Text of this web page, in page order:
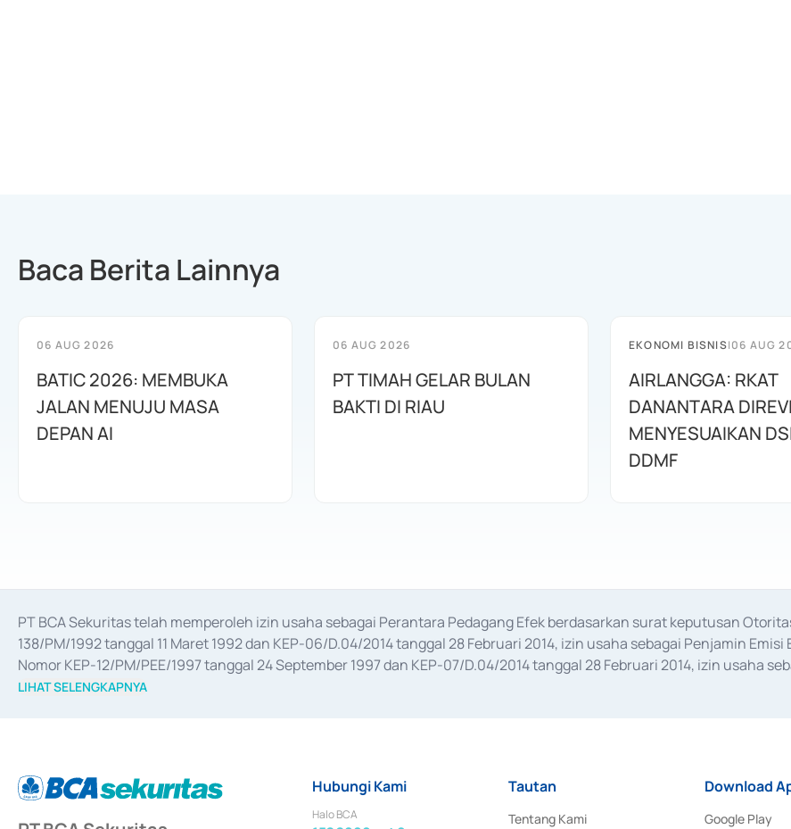
Baca Berita Lainnya
06 AUG 2026
BATIC 2026: MEMBUKA
JALAN MENUJU MASA
DEPAN AI
06 AUG 2026
PT TIMAH GELAR BULAN
BAKTI DI RIAU
EKONOMI BISNIS|06 AUG
AIRLANGGA: RKAT
DANANTARA
MENYESUAIKAN
DDMF
PT BCA Sekuritas telah memperoleh izin usaha sebagai Perantara Pedagang Efek berdasarkan surat keputusan
138/PM/1992 tanggal 11 Maret 1992 dan KEP-06/D.04/2014 tanggal 28 Februari 2014, izin usaha sebagai Penjamin
Nomor KEP-12/PM/PEE/1997 tanggal 24 September 1997 dan KEP-07/D.04/2014 tanggal 28 Februari 2014, izin usaha
merger, akuisisi, divestasi, dan
LIHAT SELENGKAPNYA
Hubungi Kami
Halo BCA
Tautan
Tentang Kami
Download
Google Play